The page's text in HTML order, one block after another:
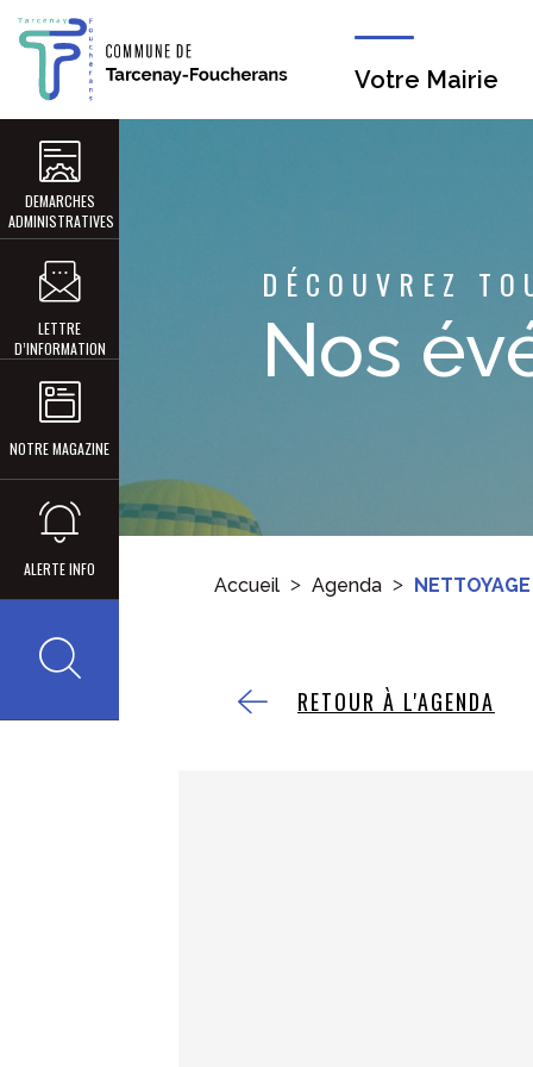
Votre Mairie
DEMARCHES
ADMINISTRATIVES
LETTRE
D’INFORMATION
NOTRE MAGAZINE
ALERTE INFO
DÉCOUVREZ
Nos
Accueil Agenda
RETOUR À L'AGENDA